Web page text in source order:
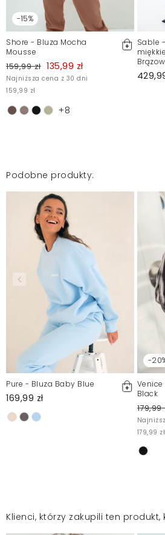
Spodnie mięciutkie i ładne , ale
zwróciłam, długi czas
ponad 10 dni
Elżbieta
polecam
Klientów. Po moderacji publikujemy
negatywne opinie. Więcej informacji
Regulaminie.
-15%
Shore - Bluza Mocha
Mousse
159,99 zł 135,99 zł
Najniższa cena z 30 dni
159,99 zł
+8
Sable
Podobne produkty:
Pure - Bluza Baby Blue
169,99 zł
-
Black
179,99
179,99 zł
Klienci, którzy zakupili ten produkt,